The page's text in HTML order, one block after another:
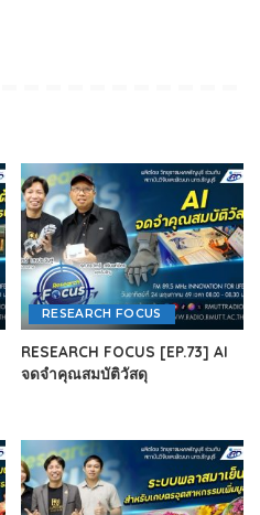
RESEARCH FOCUS
RESEARCH FOCUS [EP.73] AI
จดจำคุณสมบัติวัสดุ